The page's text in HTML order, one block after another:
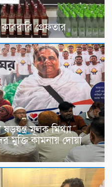
গ্রেফতার
মূলক মিথ্যা
মুক্তি কামনায় দোয়া